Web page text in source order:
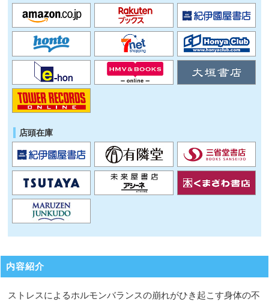
店頭在庫
内容紹介
ストレスによるホルモンバランスの崩れがひき起こす身体の不